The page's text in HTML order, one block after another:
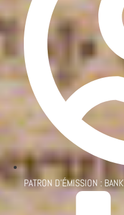
PATRON D'ÉMISSION :